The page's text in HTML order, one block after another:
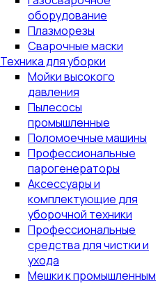
оборудование
Плазморезы
Сварочные маски
Техника для уборки
Мойки высокого
давления
Пылесосы
промышленные
Поломоечные машины
Профессиональные
парогенераторы
Аксессуары и
комплектующие для
уборочной техники
Профессиональные
средства для чистки и
ухода
Мешки к промышленным